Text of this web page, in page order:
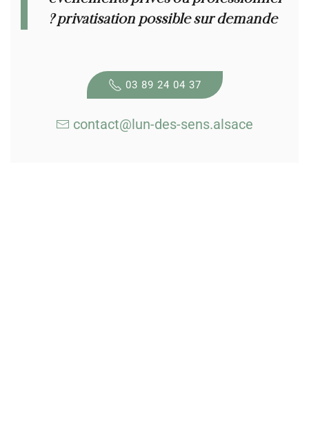
? privatisation possible sur demande
03 89 24 04 37
contact@lun-des-sens.alsace